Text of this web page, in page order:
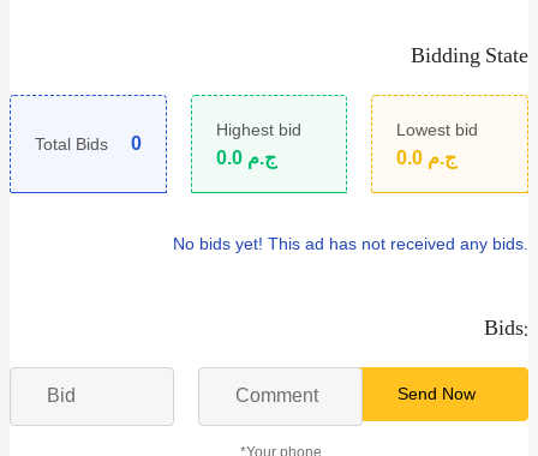
Bidding State
Total Bids 0
Highest bid
0.0 ج.م
Lowest bid
0.0 ج.م
No bids yet! This ad has not received any bids.
Bids:
*Your phone
Send Now